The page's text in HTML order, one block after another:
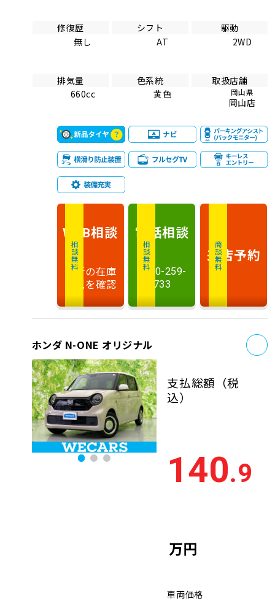
修復歴
無し
シフト
AT
駆動
2WD
排気量
660cc
色系統
黄色
取扱店舗
岡山県
岡山店
相談無料
WEB相談
最新の在庫
状況を確認
相談無料
電話相談
0120-259-
733
商談無料
来店予約
ホンダ N-ONE オリジナル
支払総額 （税
込）
140.9
万円
車両価格